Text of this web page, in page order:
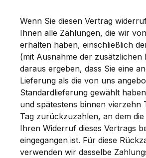
Wenn Sie diesen Vertrag
Ihnen alle Zahlungen, die wir
erhalten haben, einschließlich
(mit Ausnahme der zusätzlichen
daraus ergeben, dass Sie eine
Lieferung als die von uns
Standardlieferung gewählt
und spätestens binnen vierzehn
Tag zurückzuzahlen, an dem
Ihren Widerruf dieses Vertrags
eingegangen ist. Für diese
verwenden wir dasselbe